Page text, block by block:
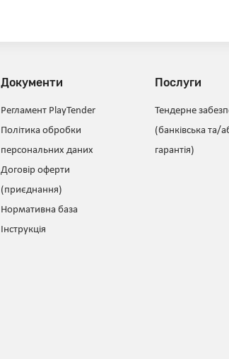
Документи
Регламент PlayTender
Політика обробки
персональних даних
Договір оферти
(приєднання)
Нормативна база
Інструкція
Послуги
Тендерне
(банківська та/
гарантія)